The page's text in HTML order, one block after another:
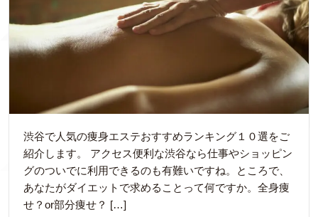
渋谷で人気の痩身エステおすすめランキング１０選をご
紹介します。 アクセス便利な渋谷なら仕事やショッピン
グのついでに利用できるのも有難いですね。ところで、
あなたがダイエットで求めることって何ですか。全身痩
せ？or部分痩せ？ […]